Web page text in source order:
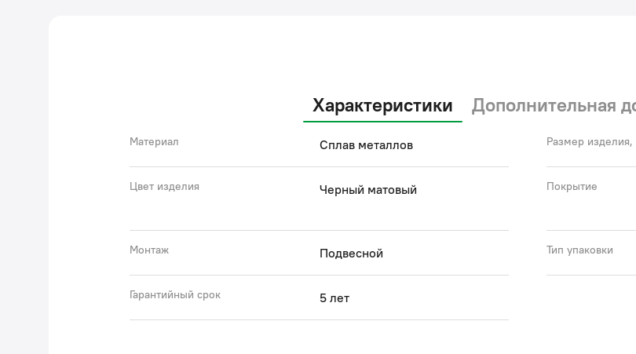
Характеристики Дополнительная
Материал Сплав металлов Размер
Цвет изделия Черный матовый Покрытие
Монтаж Подвесной Тип упаковки
Гарантийный срок 5 лет